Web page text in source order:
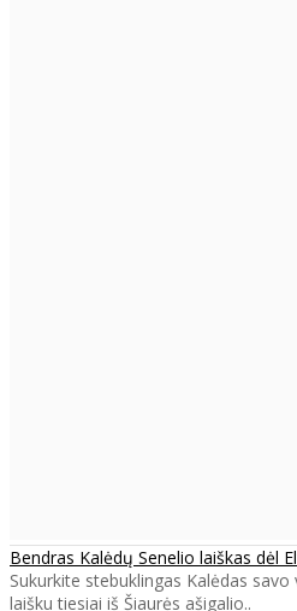
Bendras Kalėdų Senelio laiškas dėl
Sukurkite stebuklingas Kalėdas
laišku tiesiai iš Šiaurės ašigalio..